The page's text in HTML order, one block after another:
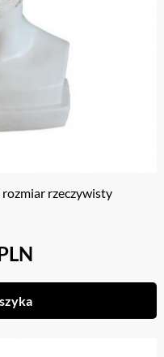
rzeczywisty